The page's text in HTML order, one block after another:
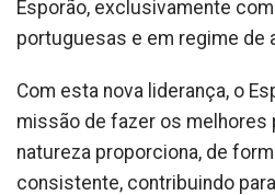
Esporão, exclusivamente
portuguesas e em regime de
Com esta nova liderança, o
missão de fazer os melhores
natureza proporciona, de
consistente, contribuindo